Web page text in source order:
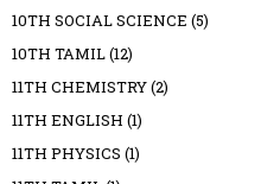
10TH SOCIAL SCIENCE (5)
10TH TAMIL(12)
11TH CHEMISTRY(2)
11TH ENGLISH (1)
11TH PHYSICS (1)